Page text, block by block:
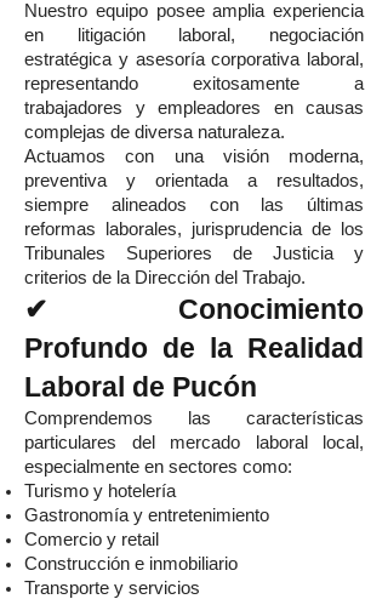
Nuestro equipo posee amplia experiencia
en litigación laboral, negociación
estratégica y asesoría corporativa laboral,
representando exitosamente a
trabajadores y empleadores en causas
complejas de diversa naturaleza.
Actuamos con una visión moderna,
preventiva y orientada a resultados,
siempre alineados con las últimas
reformas laborales, jurisprudencia de los
Tribunales Superiores de Justicia y
criterios de la Dirección del Trabajo.
✔ Conocimiento
Profundo de la Realidad
Laboral de Pucón
Comprendemos las características
particulares del mercado laboral local,
especialmente en sectores como:
Turismo y hotelería
Gastronomía y entretenimiento
Comercio y retail
Construcción e inmobiliario
Transporte y servicios